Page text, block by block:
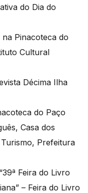
do Dia do
Pinacoteca do
Cultural
Décima Ilha
do Paço
Casa dos
Prefeitura
Feira do Livro
– Feira do Livro